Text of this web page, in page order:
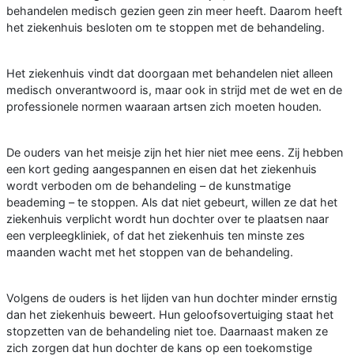
behandelen medisch gezien geen zin meer heeft. Daarom heeft
het ziekenhuis besloten om te stoppen met de behandeling.
Het ziekenhuis vindt dat doorgaan met behandelen niet alleen
medisch onverantwoord is, maar ook in strijd met de wet en de
professionele normen waaraan artsen zich moeten houden.
De ouders van het meisje zijn het hier niet mee eens. Zij hebben
een kort geding aangespannen en eisen dat het ziekenhuis
wordt verboden om de behandeling – de kunstmatige
beademing – te stoppen. Als dat niet gebeurt, willen ze dat het
ziekenhuis verplicht wordt hun dochter over te plaatsen naar
een verpleegkliniek, of dat het ziekenhuis ten minste zes
maanden wacht met het stoppen van de behandeling.
Volgens de ouders is het lijden van hun dochter minder ernstig
dan het ziekenhuis beweert. Hun geloofsovertuiging staat het
stopzetten van de behandeling niet toe. Daarnaast maken ze
zich zorgen dat hun dochter de kans op een toekomstige